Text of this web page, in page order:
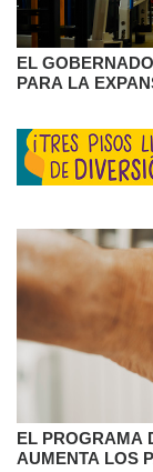
EL
PARA LA
EL PROGRAMA
AUMENTA LOS